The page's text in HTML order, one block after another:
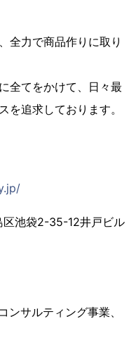
全力で商品作りに取り
全てをかけて、日々最
を追求しております。
池袋2-35-12井戸ビル
サルティング事業、